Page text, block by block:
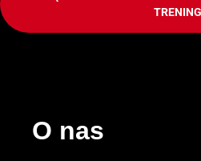
O nas